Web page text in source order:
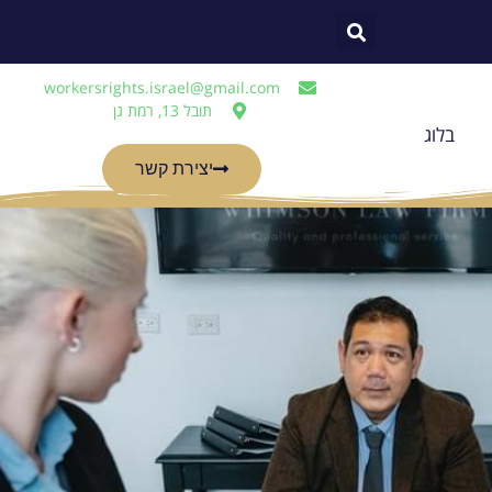
בלוג
workersrights.israel@gmail.com
תובל 13, רמת גן
יצירת קשר